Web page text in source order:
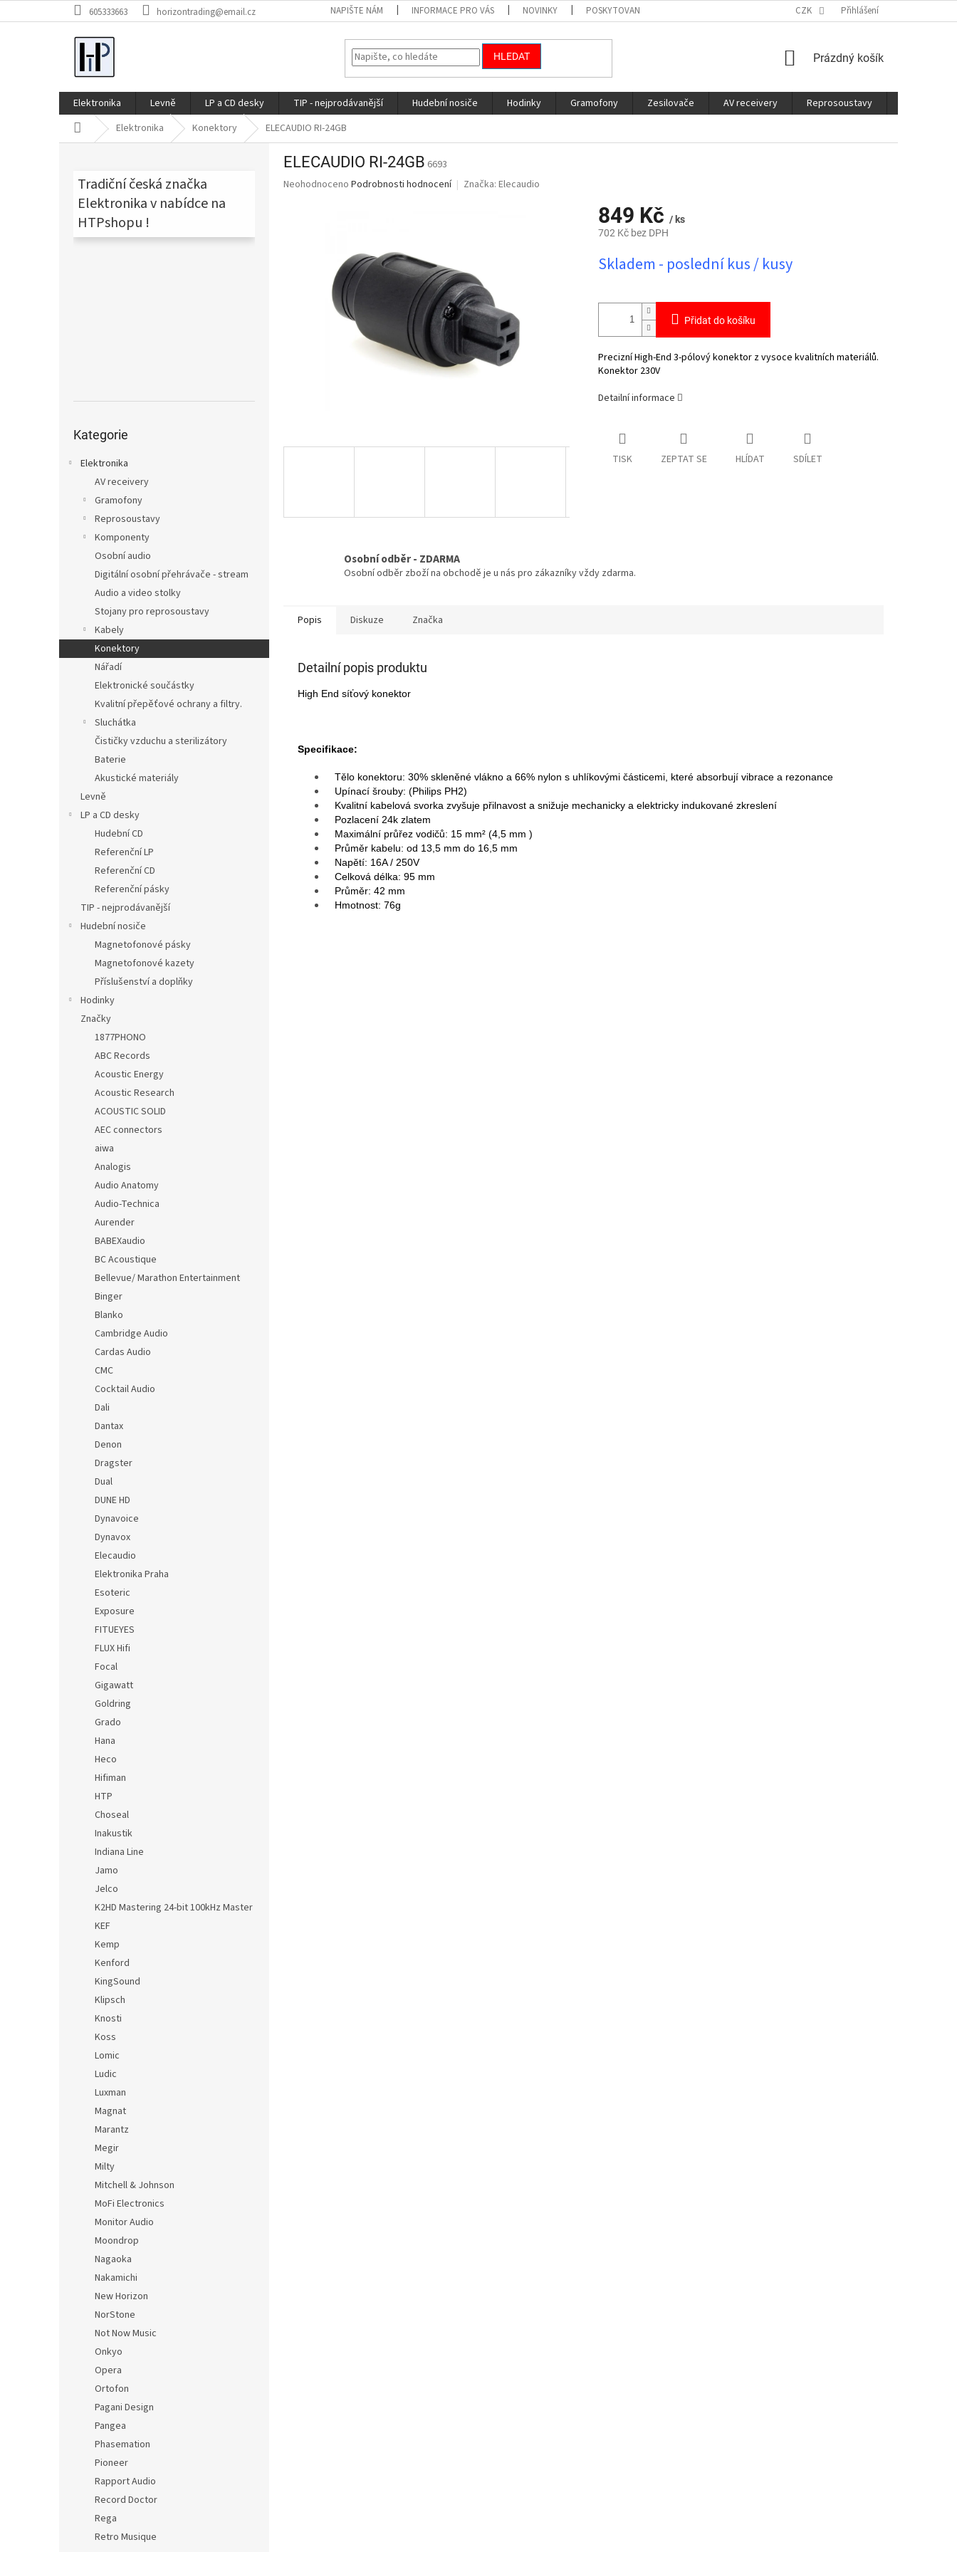
na
605333663 horizontrading@email.cz NAPIŠTE NÁM INFORMACE PRO VÁS NOVINKY POSKYTOVANÉ SLUŽBY CZK Přihlášení
HLEDAT
NÁKUPNÍ
Prázdný košík
Elektronika Levně LP a CD desky TIP - nejprodávanější Hudební nosiče Hodinky Gramofony Zesilovače AV receivery Reprosoustavy
Domů Elektronika Konektory ELECAUDIO RI-24GB
Tradiční česká značka
Elektronika v nabídce na
HTPshopu !
kategorie
Kategorie
Elektronika
AV receivery
Gramofony
Reprosoustavy
Komponenty
Osobní audio
Digitální osobní přehrávače - stream
Audio a video stolky
Stojany pro reprosoustavy
Kabely
Konektory
Nářadí
Elektronické součástky
Kvalitní přepěťové ochrany a filtry.
Sluchátka
Čističky vzduchu a sterilizátory
Baterie
Akustické materiály
Levně
LP a CD desky
Hudební CD
Referenční LP
Referenční CD
Referenční pásky
TIP - nejprodávanější
Hudební nosiče
Magnetofonové pásky
Magnetofonové kazety
Příslušenství a doplňky
Hodinky
Značky
1877PHONO
ABC Records
Acoustic Energy
Acoustic Research
ACOUSTIC SOLID
AEC connectors
aiwa
Analogis
Audio Anatomy
Audio-Technica
Aurender
BABEXaudio
BC Acoustique
Bellevue/ Marathon Entertainment
Binger
Blanko
Cambridge Audio
Cardas Audio
CMC
Cocktail Audio
Dali
Dantax
Denon
Dragster
Dual
DUNE HD
Dynavoice
Dynavox
Elecaudio
Elektronika Praha
Esoteric
Exposure
FITUEYES
FLUX Hifi
Focal
Gigawatt
Goldring
Grado
Hana
Heco
Hifiman
HTP
Choseal
Inakustik
Indiana Line
Jamo
Jelco
K2HD Mastering 24-bit 100kHz Master
KEF
Kemp
Kenford
KingSound
Klipsch
Knosti
Koss
Lomic
Ludic
Luxman
Magnat
Marantz
Megir
Milty
Mitchell & Johnson
MoFi Electronics
Monitor Audio
Moondrop
Nagaoka
Nakamichi
New Horizon
NorStone
Not Now Music
Onkyo
Opera
Ortofon
Pagani Design
Pangea
Phasemation
Pioneer
Rapport Audio
Record Doctor
Rega
Retro Musique
ELECAUDIO RI-24GB 6693
Průměrné
Neohodnoceno Podrobnosti hodnocení Značka: Elecaudio
849 Kč / ks
702 Kč bez DPH
cena:
Skladem - poslední kus / kusy
Přidat do košíku
Precizní High-End 3-pólový konektor z vysoce kvalitních materiálů.
Konektor 230V
Detailní informace
TISK ZEPTAT SE HLÍDAT SDÍLET
Osobní odběr - ZDARMA
Osobní odběr zboží na obchodě je u nás pro zákazníky vždy zdarma.
Popis Diskuze Značka
Detailní popis produktu
High End síťový konektor
Specifikace:
Tělo konektoru: 30% skleněné vlákno a 66% nylon s uhlíkovými částicemi, které absorbují vibrace a rezonance
Upínací šrouby: (Philips PH2)
Kvalitní kabelová svorka zvyšuje přilnavost a snižuje mechanicky a elektricky indukované zkreslení
Pozlacení 24k zlatem
Maximální průřez vodičů: 15 mm² (4,5 mm )
Průměr kabelu: od 13,5 mm do 16,5 mm
Napětí: 16A / 250V
Celková délka: 95 mm
Průměr: 42 mm
Hmotnost: 76g